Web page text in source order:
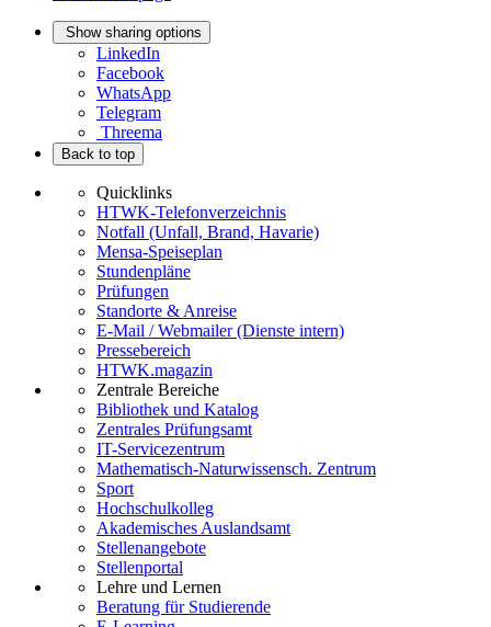
Show sharing options
LinkedIn
Facebook
WhatsApp
Telegram
Threema
Back to top
Quicklinks
HTWK-Telefonverzeichnis
Notfall (Unfall, Brand, Havarie)
Mensa-Speiseplan
Stundenpläne
Prüfungen
Standorte & Anreise
E-Mail / Webmailer (Dienste intern)
Pressebereich
HTWK.magazin
Zentrale Bereiche
Bibliothek und Katalog
Zentrales Prüfungsamt
IT-Servicezentrum
Mathematisch-Naturwissensch. Zentrum
Sport
Hochschulkolleg
Akademisches Auslandsamt
Stellenangebote
Stellenportal
Lehre und Lernen
Beratung für Studierende